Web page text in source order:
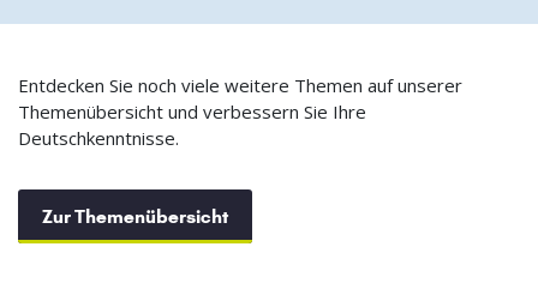
Entdecken Sie noch viele weitere Themen auf unserer
Themenübersicht und verbessern Sie Ihre
Deutschkenntnisse.
Zur Themenübersicht